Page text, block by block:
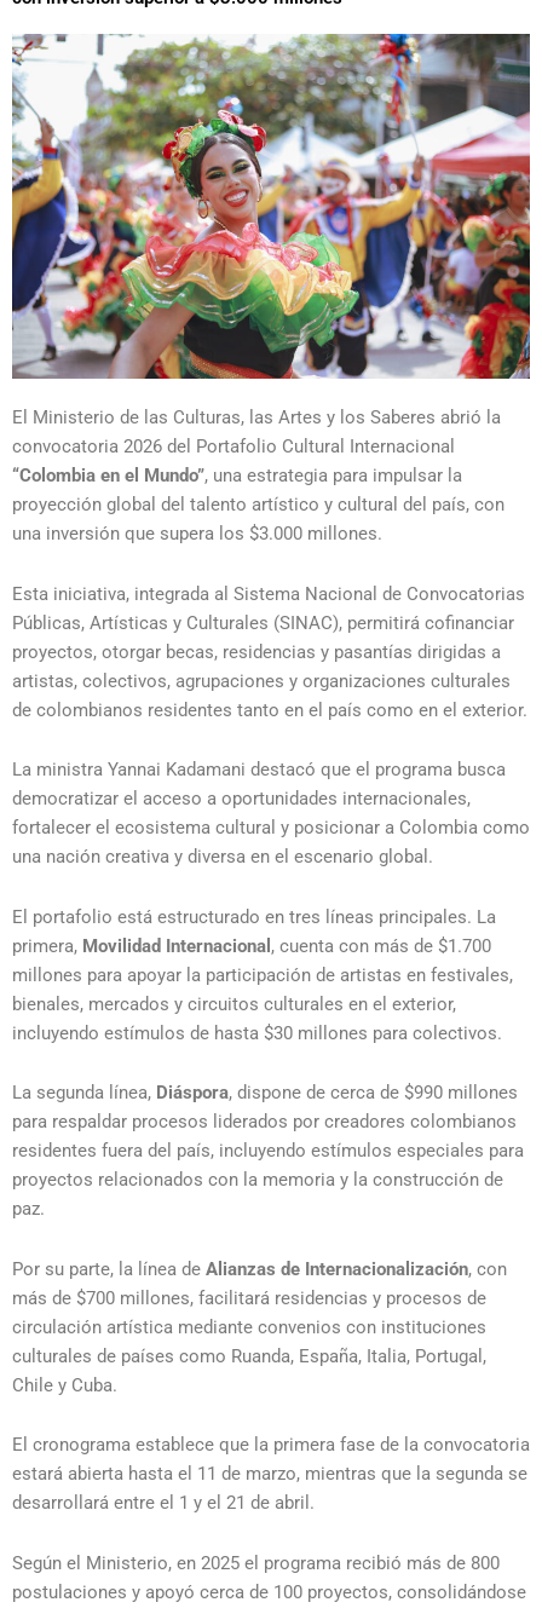
El Ministerio de las Culturas, las Artes y los Saberes abrió la
convocatoria 2026 del Portafolio Cultural Internacional
“Colombia en el Mundo”, una estrategia para impulsar la
proyección global del talento artístico y cultural del país, con
una inversión que supera los $3.000 millones.
Esta iniciativa, integrada al Sistema Nacional de Convocatorias
Públicas, Artísticas y Culturales (SINAC), permitirá cofinanciar
proyectos, otorgar becas, residencias y pasantías dirigidas a
artistas, colectivos, agrupaciones y organizaciones culturales
de colombianos residentes tanto en el país como en el exterior.
La ministra Yannai Kadamani destacó que el programa busca
democratizar el acceso a oportunidades internacionales,
fortalecer el ecosistema cultural y posicionar a Colombia como
una nación creativa y diversa en el escenario global.
El portafolio está estructurado en tres líneas principales. La
primera, Movilidad Internacional , cuenta con más de $1.700
millones para apoyar la participación de artistas en festivales,
bienales, mercados y circuitos culturales en el exterior,
incluyendo estímulos de hasta $30 millones para colectivos.
La segunda línea, Diáspora, dispone de cerca de $990 millones
para respaldar procesos liderados por creadores colombianos
residentes fuera del país, incluyendo estímulos especiales para
proyectos relacionados con la memoria y la construcción de
paz.
Por su parte, la línea de Alianzas de Internacionalización, con
más de $700 millones, facilitará residencias y procesos de
circulación artística mediante convenios con instituciones
culturales de países como Ruanda, España, Italia, Portugal,
Chile y Cuba.
El cronograma establece que la primera fase de la convocatoria
estará abierta hasta el 11 de marzo, mientras que la segunda se
desarrollará entre el 1 y el 21 de abril.
Según el Ministerio, en 2025 el programa recibió más de 800
postulaciones y apoyó cerca de 100 proyectos, consolidándose